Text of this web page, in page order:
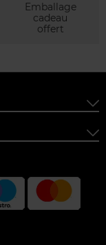
Emballage
cadeau
offert